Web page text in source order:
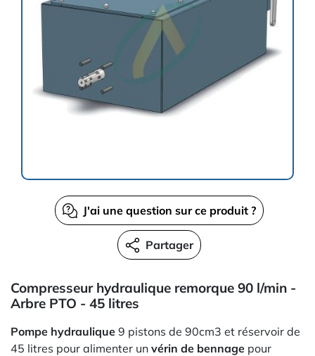
J'ai une question sur ce produit ?
Partager
Compresseur hydraulique remorque 90 l/min -
Arbre PTO - 45 litres
Pompe hydraulique 9 pistons de 90cm3 et réservoir de
45 litres pour alimenter un vérin de bennage pour